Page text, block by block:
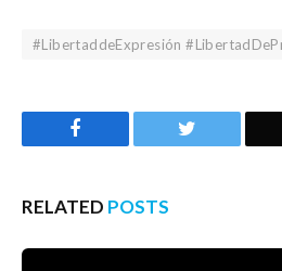
#LibertaddeExpresión
RELATED POSTS